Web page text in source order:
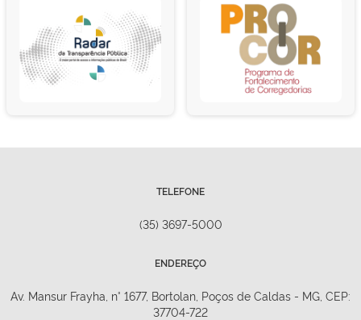
TELEFONE
(35) 3697-5000
ENDEREÇO
Av. Mansur Frayha, n° 1677, Bortolan, Poços de Caldas - MG, CEP:
37704-722